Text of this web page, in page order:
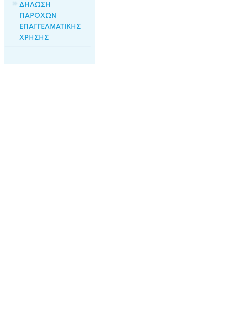
ΔΗΛΩΣΗ
ΠΑΡΟΧΩΝ
ΕΠΑΓΓΕΛΜΑΤΙΚΗΣ
ΧΡΗΣΗΣ